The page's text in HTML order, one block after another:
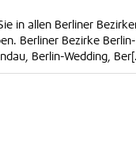
in allen Berliner
Berliner Bezirke
Berlin-Wedding,